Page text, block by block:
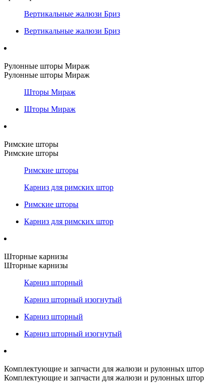
Вертикальные жалюзи Бриз
Вертикальные жалюзи Бриз
Рулонные шторы Мираж
Рулонные шторы Мираж
Шторы Мираж
Шторы Мираж
Римские шторы
Римские шторы
Римские шторы
Карниз для римских штор
Римские шторы
Карниз для римских штор
Шторные карнизы
Шторные карнизы
Карниз шторный
Карниз шторный изогнутый
Карниз шторный
Карниз шторный изогнутый
Комплектующие и запчасти для жалюзи и рулонных штор
Комплектующие и запчасти для жалюзи и рулонных штор